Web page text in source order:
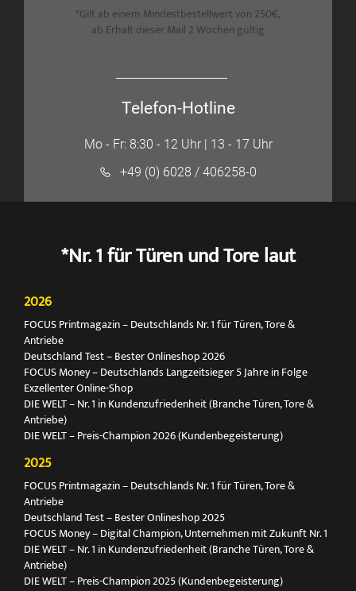
*Gilt ab einem Mindestbestellwert von 250€,
ab Erhalt dieser Mail 2 Wochen gültig
Telefon-Hotline
Mo - Fr: 8:30 - 12 Uhr | 13 - 17 Uhr
+49 (0) 6028 / 406258-0
*Nr. 1 für Türen und Tore laut
2026
FOCUS Printmagazin – Deutschlands Nr. 1 für Türen, Tore &
Antriebe
Deutschland Test – Bester Onlineshop 2026
FOCUS Money – Deutschlands Langzeitsieger 5 Jahre in Folge
Exzellenter Online-Shop
DIE WELT – Nr. 1 in Kundenzufriedenheit (Branche Türen, Tore &
Antriebe)
DIE WELT – Preis-Champion 2026 (Kundenbegeisterung)
2025
FOCUS Printmagazin – Deutschlands Nr. 1 für Türen, Tore &
Antriebe
Deutschland Test – Bester Onlineshop 2025
FOCUS Money – Digital Champion, Unternehmen mit Zukunft Nr. 1
DIE WELT – Nr. 1 in Kundenzufriedenheit (Branche Türen, Tore &
Antriebe)
DIE WELT – Preis-Champion 2025 (Kundenbegeisterung)